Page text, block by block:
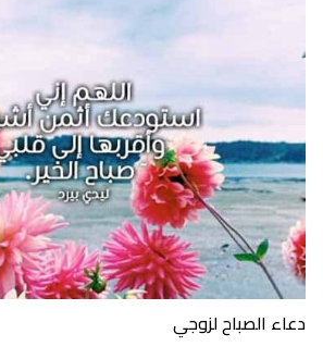
دعاء الصباح لزوجي